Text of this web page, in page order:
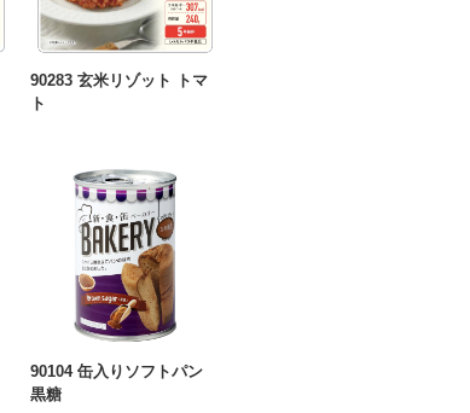
90283 玄米リゾット トマ
ト
90104 缶入りソフトパン
黒糖